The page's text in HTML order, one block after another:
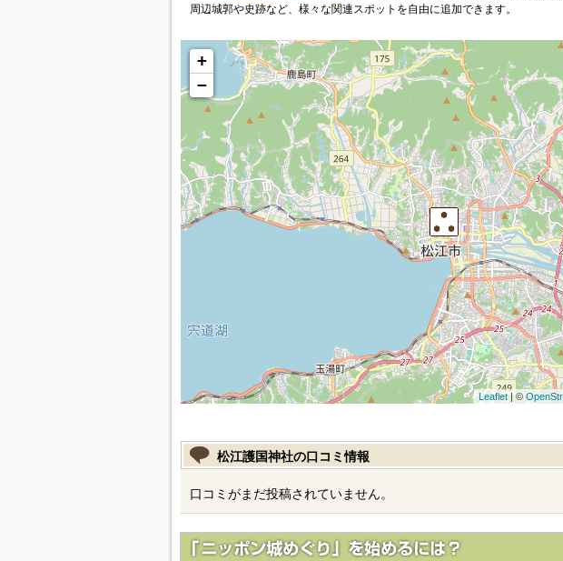
周辺城郭や史跡など、様々な関連スポットを自由に追加できます。
+
−
Leaflet| ©
松江護国神社の口コミ情報
口コミがまだ投稿されていません。